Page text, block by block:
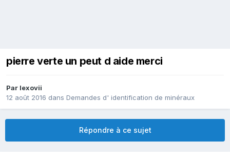
pierre verte un peut d aide merci
Par lexovii
12 août 2016 dans Demandes d' identification de minéraux
Répondre à ce sujet